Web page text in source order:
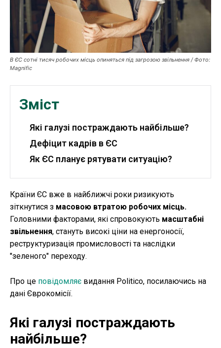
ФОП
Курс валют
В ЄС сотні тисяч робочих місць опиняться під загрозою звільнення / Фото:
Magnific
Зміст
Які галузі постраждають найбільше?
Дефіцит кадрів в ЄС
Як ЄС планує рятувати ситуацію?
Країни ЄС вже в найближчі роки ризикують
зіткнутися з масовою втратою робочих місць.
Головними факторами, які спровокують масштабні
звільнення, стануть високі ціни на енергоносії,
реструктуризація промисловості та наслідки
"зеленого" переходу.
Про це повідомляє видання Politico, посилаючись на
дані Єврокомісії.
Які галузі постраждають
найбільше?